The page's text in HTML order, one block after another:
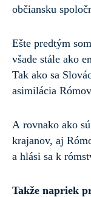
občiansku
Ešte predtým
všade stále ako
Tak ako sa
asimilácia
A rovnako ako
krajanov, aj
a hlási sa k
Takže napriek